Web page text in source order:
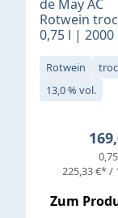
de May AC
Rotwein
0,75 l | 2000
Rotwein
13,0 % vol.
225,33 €* /
Zum